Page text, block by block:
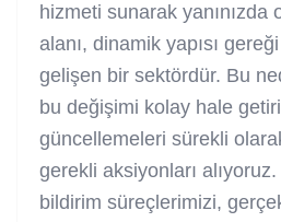
hizmeti sunarak yanınızda
alanı, dinamik yapısı
gelişen bir sektördür. Bu
bu değişimi kolay hale
güncellemeleri sürekli
gerekli aksiyonları
bildirim süreçlerimizi,